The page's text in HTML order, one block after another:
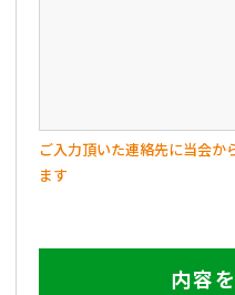
ご入力頂いた連絡先に当会か
ます
内容